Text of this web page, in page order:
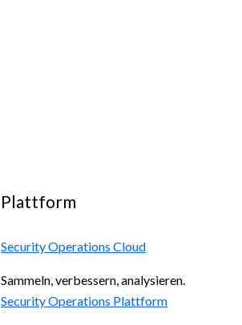
Plattform
Security Operations Cloud
Sammeln, verbessern, analysieren.
Security Operations Plattform